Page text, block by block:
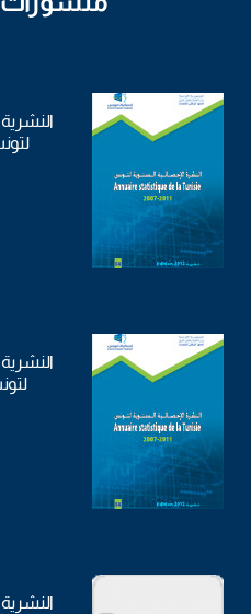
لتونس
لتونس